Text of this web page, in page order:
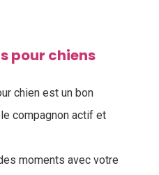
pour chiens
chien est un bon
compagnon actif et
moments avec votre